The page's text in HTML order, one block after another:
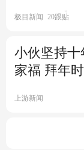
极目新闻 20跟贴
小伙坚持
家福 拜年
上游新闻
1家4口出海